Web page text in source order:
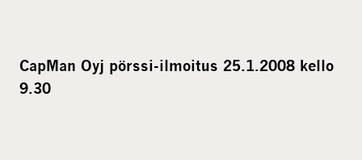
a
CapMan Oyj pörssi-ilmoitus 25.1.2008 kello
9.30